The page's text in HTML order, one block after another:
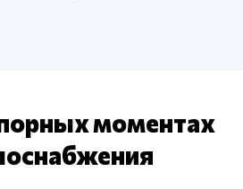
моментах